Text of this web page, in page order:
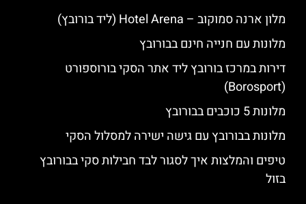
מלון ארנה סמוקוב – Hotel Arena (ליד בורובץ)
מלונות עם חנייה חינם בבורובץ
דירות במרכז בורובץ ליד אתר הסקי בורוספורט
(Borosport)
מלונות 5 כוכבים בבורובץ
מלונות בבורובץ עם גישה ישירה למסלול הסקי
טיפים והמלצות איך לסגור לבד חבילות סקי בבורובץ
בזול